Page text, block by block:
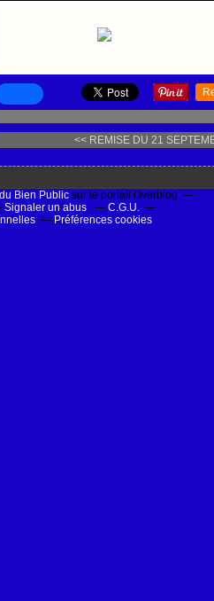
<< REMISE DU 21
Bien Public sur le portail Overblog
Signaler un abus
C.G.U.
Préférences cookies